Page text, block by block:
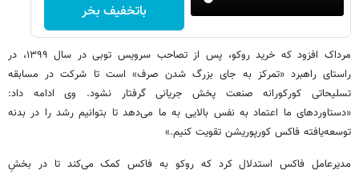
باتخفیف بخر
مرداک افزود که خرید روکو، پس از تصاحب سرویس توبی در سال ۱۳۹۹، در
راستای راهبرد «تمرکز به جای بزرگ شدن صرف» است تا شرکت در مسابقه
تسلیحاتی کورکورانه صنعت پخش جریانی گرفتار نشود. وی ادامه داد:
«دستاوردهای ما اعتماد به نفس بالایی به ما می‌دهد تا بتوانیم رشد را در بدنه
توسعه‌یافته فاکس کورپوریشن تقویت کنیم.»
مدیرعامل فاکس استدلال کرد که روکو به فاکس کمک می‌کند تا در بخشِ